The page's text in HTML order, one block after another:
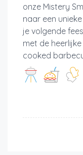
onze Mistery
naar een
je volgende
met de
cooked